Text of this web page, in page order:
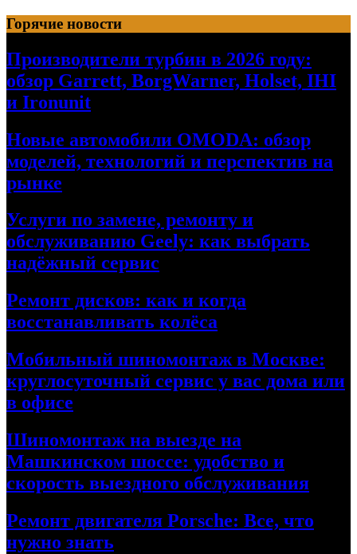
Перейти
к
содержимому
Горячие новости
Производители турбин в 2026 году:
обзор Garrett, BorgWarner, Holset, IHI
и Ironunit
Новые автомобили OMODA: обзор
моделей, технологий и перспектив на
рынке
Услуги по замене, ремонту и
обслуживанию Geely: как выбрать
надёжный сервис
Ремонт дисков: как и когда
восстанавливать колёса
Мобильный шиномонтаж в Москве:
круглосуточный сервис у вас дома или
в офисе
Шиномонтаж на выезде на
Машкинском шоссе: удобство и
скорость выездного обслуживания
Ремонт двигателя Porsche: Все, что
нужно знать